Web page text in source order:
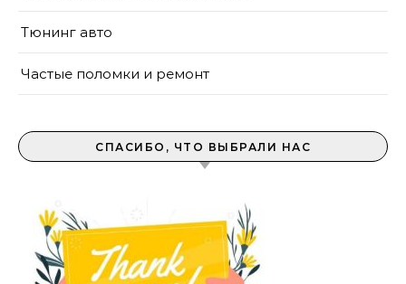
Тюнинг авто
Частые поломки и ремонт
СПАСИБО, ЧТО ВЫБРАЛИ НАС